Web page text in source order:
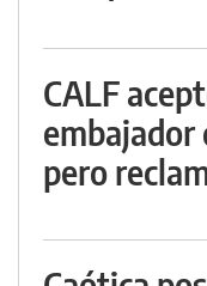
CALF
embajador
pero